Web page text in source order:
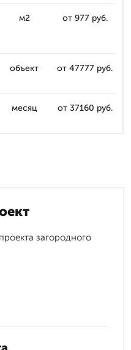
м2 от 977 руб.
объект от 47777 руб.
месяц от 37160 руб.
загородного